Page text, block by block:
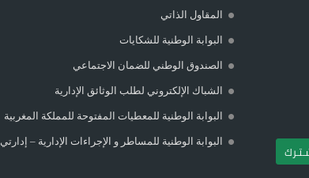
المقاول الذاتي
البوابة الوطنية للشكايات
الصندوق الوطني للضمان الاجتماعي
الشباك الإلكتروني لطلب الوثائق الإدارية
البوابة الوطنية للمعطيات المفتوحة للمملكة المغربية
البوابة الوطنية للمساطر و الإجراءات الإدارية – إدارتي